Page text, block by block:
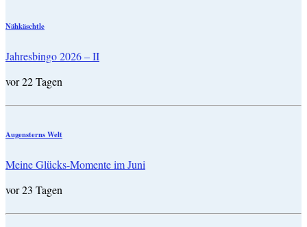
Nähkäschtle
Jahresbingo 2026 – II
vor 22 Tagen
Augensterns Welt
Meine Glücks-Momente im Juni
vor 23 Tagen